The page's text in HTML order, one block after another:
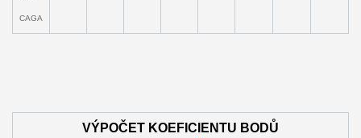
CAGA
VÝPOČET KOEFICIENTU BODŮ